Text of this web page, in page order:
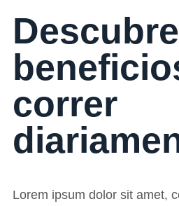
correr
Lorem ipsum dolor sit amet,